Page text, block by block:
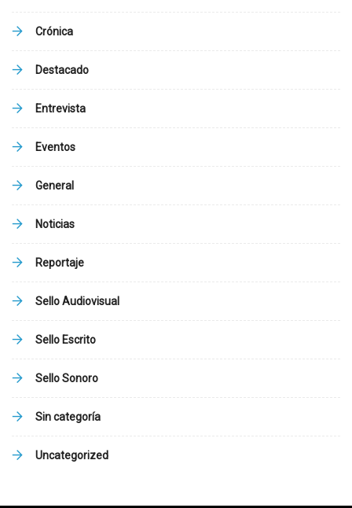
Crónica
Destacado
Entrevista
Eventos
General
Noticias
Reportaje
Sello Audiovisual
Sello Escrito
Sello Sonoro
Sin categoría
Uncategorized